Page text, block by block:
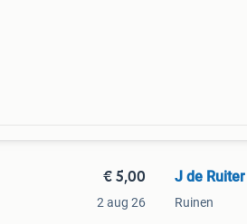
€ 5,00
2 aug 26
J de Ruiter
Ruinen